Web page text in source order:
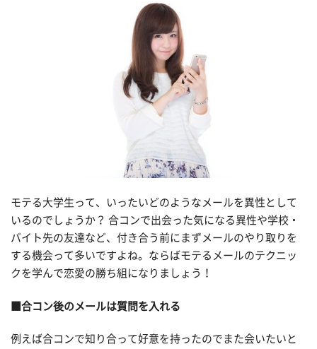
モテる大学生って、いったいどのようなメールを異性として
いるのでしょうか？ 合コンで出会った気になる異性や学校・
バイト先の友達など、付き合う前にまずメールのやり取りを
する機会って多いですよね。ならばモテるメールのテクニッ
クを学んで恋愛の勝ち組になりましょう！
■合コン後のメールは質問を入れる
例えば合コンで知り合って好意を持ったのでまた会いたいと